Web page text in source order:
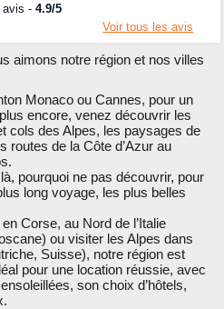
- 4.9/5
Voir tous les avis
aimons notre région et nos villes
Monaco ou Cannes, pour un
encore, venez découvrir les
cols des Alpes, les paysages de
routes de la Côte d’Azur au
pourquoi ne pas découvrir, pour
long voyage, les plus belles
Corse, au Nord de l’Italie
ou visiter les Alpes dans
Suisse), notre région est
pour une location réussie, avec
son choix d’hôtels,